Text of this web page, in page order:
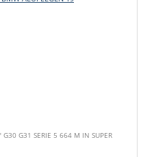
G30 G31 SERIE 5 664 M IN SUPER